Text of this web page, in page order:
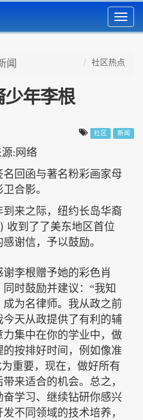
闻 社区热点
少年李根
社区 新闻
回函与著名粉彩画家母
合影。
到来之际，纽约长岛华裔
收到了了美东地区首位
谢信，予以鼓励。
李根赠予她的彩色肖
时鼓励并建议：“我知
为名律师。我从政之前
天从政提供了有利的辅
集中在你的学业中，做
按排好时间，例如像准
重要，现在，做好所有
来适合的机会。总之，
学习、继续钻研你感兴
不同领域的技术培养，